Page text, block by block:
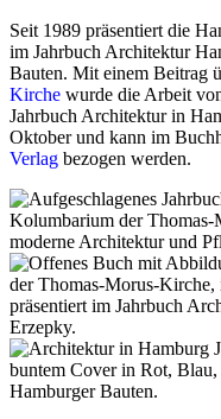
Seit 1989 präsentiert die
im Jahrbuch Architektur
Bauten. Mit einem Beitrag
Kirche wurde die Arbeit
Jahrbuch Architektur in
Oktober und kann im
Verlag bezogen werden.